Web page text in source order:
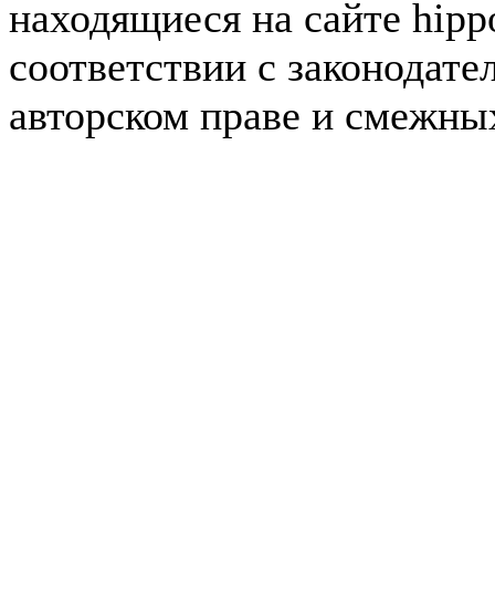
находящиеся на сайте
соответствии с
авторском праве и